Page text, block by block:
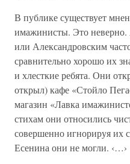
В публике существует
имажинисты. Это
или Александровским
сравнительно хорошо их
и хлесткие ребята. Они
открыл) кафе «Стойло
магазин «Лавка
стихам они относились
совершенно игнорируя их
Есенина они не могли. ‹…›